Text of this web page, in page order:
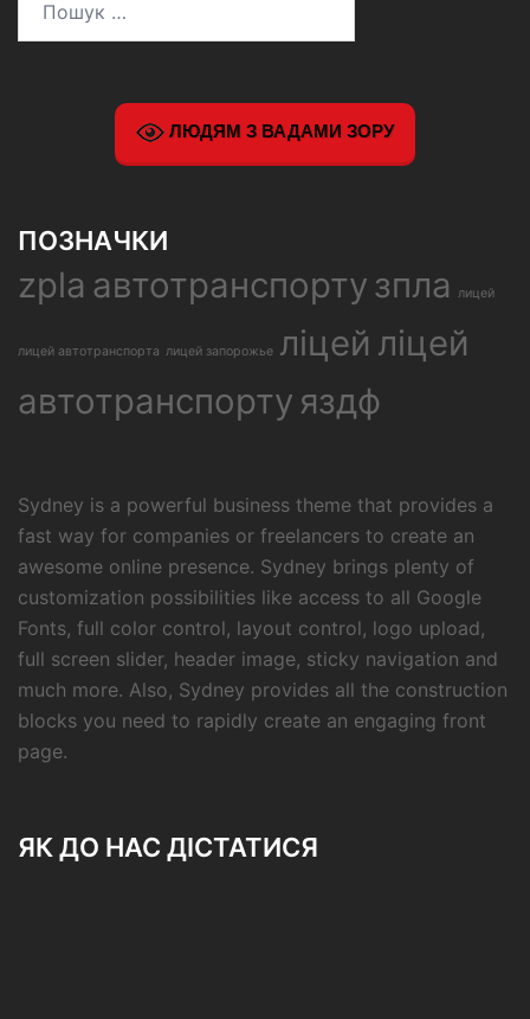
ЛЮДЯМ З ВАДАМИ ЗОРУ
ПОЗНАЧКИ
zpla автотранспорту зпла лицей
лицей автотранспорта лицей запорожье ліцей ліцей
автотранспорту яздф
Sydney is a powerful business theme that provides a
fast way for companies or freelancers to create an
awesome online presence. Sydney brings plenty of
customization possibilities like access to all Google
Fonts, full color control, layout control, logo upload,
full screen slider, header image, sticky navigation and
much more. Also, Sydney provides all the construction
blocks you need to rapidly create an engaging front
page.
ЯК ДО НАС ДІСТАТИСЯ